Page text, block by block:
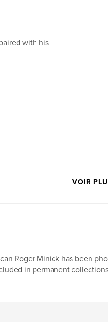
with his
VOIR
Roger Minick has been
in permanent